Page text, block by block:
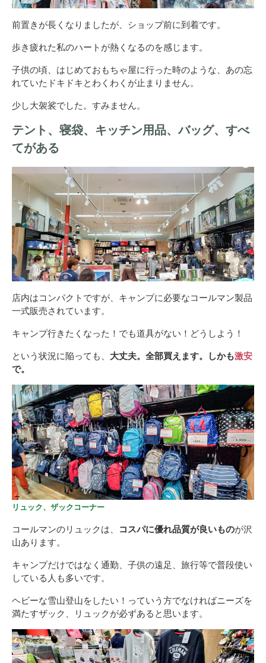
前置きが長くなりましたが、ショップ前に到着です。
歩き疲れた私のハートが熱くなるのを感じます。
子供の頃、はじめておもちゃ屋に行った時のような、あの忘
れていたドキドキとわくわくが止まりません。
少し大袈裟でした。すみません。
テント、寝袋、キッチン用品、バッグ、すべ
てがある
店内はコンパクトですが、キャンプに必要なコールマン製品
一式販売されています。
キャンプ行きたくなった！でも道具がない！どうしよう！
という状況に陥っても、 大丈夫。全部買えます。しかも激安
で。
リュック、ザックコーナー
コールマンのリュックは、 コスパに優れ品質が良いものが沢
山あります。
キャンプだけではなく通勤、子供の遠足、旅行等で普段使い
している人も多いです。
ヘビーな雪山登山をしたい！っていう方でなければニーズを
満たすザック、リュックが必ずあると思います。